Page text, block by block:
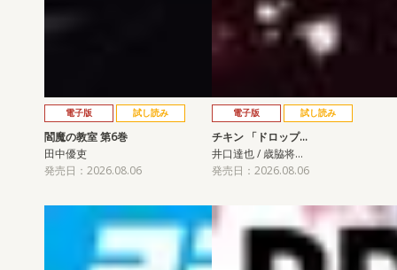
電子版 試し読み
閻魔の教室 第6巻
田中優吏
発売日：2026.08.06
電子版 試し読み
チキン 「ドロップ…
井口達也 / 歳脇将…
発売日：2026.08.06